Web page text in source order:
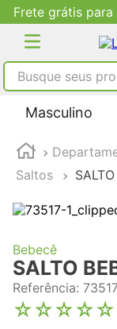
de R$199
Busque seus
Masculino
Saltos
Bebecê
SALTO
Referência:
☆☆☆☆☆
TERMOS MAIS
2
tenis
4º
adidas